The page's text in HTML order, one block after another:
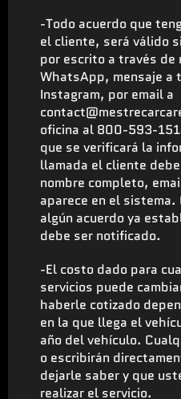
-Todo acuerdo que
el cliente, será válido
por escrito a través de
WhatsApp, mensaje a
Instagram, por email a
oficina al 800-593-
que se verificará la
llamada el cliente
nombre completo,
aparece en el sistema.
algún acuerdo ya
debe ser notificado.
-El costo dado para
servicios puede
haberle cotizado
en la que llega el
año del vehículo.
o escribirán
dejarle saber y que
realizar el servicio.